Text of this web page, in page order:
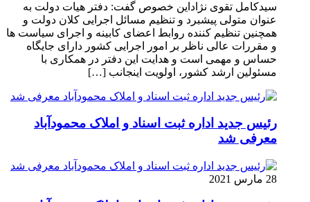
سیدکامل تقوی نژاداین خصوص گفت: دفتر هیات دولت به
عنوان متولی پیشبرد و تنظیم مسائل اجرایی کلان دولت و
همچنین تنظیم کننده روابط اعضای کابینه و اجرای سیاست ها
و مقررات عالی ناظر بر امور اجرایی کشور دارای جایگاه
حساس و مهمی است و هدایت این دفتر در همکاری با
مسئولین ارشد کشور، اولویت اینجانب […]
رئیس جدید اداره ثبت اسناد و املاک محمودآباد
معرفی شد
28 مارس 2021